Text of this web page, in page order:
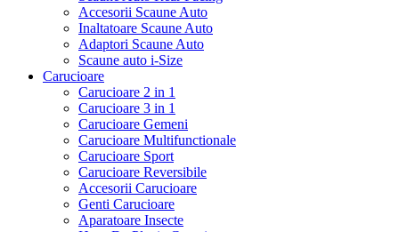
Accesorii Scaune Auto
Inaltatoare Scaune Auto
Adaptori Scaune Auto
Scaune auto i-Size
Carucioare
Carucioare 2 in 1
Carucioare 3 in 1
Carucioare Gemeni
Carucioare Multifunctionale
Carucioare Sport
Carucioare Reversibile
Accesorii Carucioare
Genti Carucioare
Aparatoare Insecte